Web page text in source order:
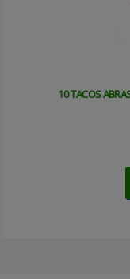
10 TACOS